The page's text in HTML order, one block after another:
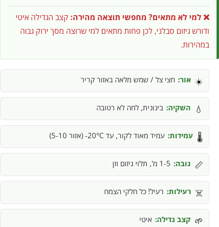
❌ למי לא מתאים? מחפשי תוצאה מהירה: קצב הגדילה איטי
ודורש גיזום סבלני, לכן פחות מתאים למי שרוצה מסך ירוק גבוה
במהירות.
☀️ אור: חצי צל / שמש מלאה באזור קריר
💧 השקיה: בינונית, לחה לא רטובה
🌡️ עמידות: עמיד מאוד לקור, עד 20°C- (אזור 5-10)
📏 גובה: 1-5 מ', תלוי גיזום וזן
☠️ רעילות: רעיל! כל חלקי הצמח
🌱 קצב גדילה: איטי